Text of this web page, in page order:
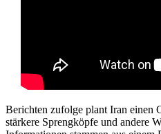
Berichten zufolge plant Iran einen
stärkere Sprengköpfe und andere